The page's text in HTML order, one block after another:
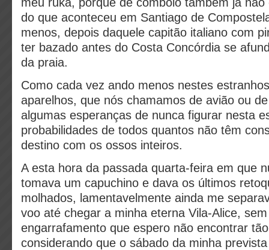
do que aconteceu em Santiago de
menos, depois daquele capitão italiano com
ter bazado antes do Costa Concórdia se
da praia.
Como cada vez ando menos nestes
aparelhos, que nós chamamos de avião ou
algumas esperanças de nunca figurar nesta
probabilidades de todos quantos não têm
destino com os ossos inteiros.
A esta hora da passada quarta-feira em que
tomava um capuchino e dava os últimos
molhados, lamentavelmente ainda me
voo até chegar a minha eterna Vila-Alice,
engarrafamento que espero não encontrar
considerando que o sábado da minha